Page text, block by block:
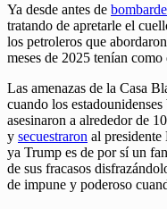
Ya desde antes de
tratando de apretarle el
los petroleros que
meses de 2025 tenían
Las amenazas de la Casa
cuando los
asesinaron a alrededor de
y secuestraron al
ya Trump es de por sí un
de sus fracasos
de impune y poderoso